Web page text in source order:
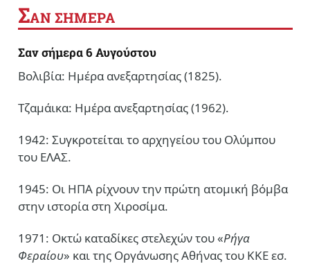
ΣΑΝ ΣΗΜΕΡΑ
Σαν σήμερα 6 Αυγούστου
Βολιβία: Ημέρα ανεξαρτησίας (1825).
Τζαμάικα: Ημέρα ανεξαρτησίας (1962).
1942: Συγκροτείται το αρχηγείου του Ολύμπου
του ΕΛΑΣ.
1945: Οι ΗΠΑ ρίχνουν την πρώτη ατομική βόμβα
στην ιστορία στη Χιροσίμα.
1971: Οκτώ καταδίκες στελεχών του «Ρήγα
Φεραίου» και της Οργάνωσης Αθήνας του ΚΚΕ εσ.